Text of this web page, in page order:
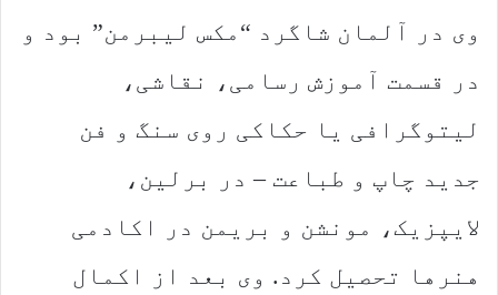
وی در آلمان شاگرد “مکس لیبرمن” بود و
در قسمت آموزش رسامی، نقاشی،
لیتوگرافی یا حکاکی روی سنگ و فن
جدید چاپ و طباعت – در برلین،
لایپزیک، مونشن و بریمن در اکادمی
هنرها تحصیل کرد. وی بعد از اکمال